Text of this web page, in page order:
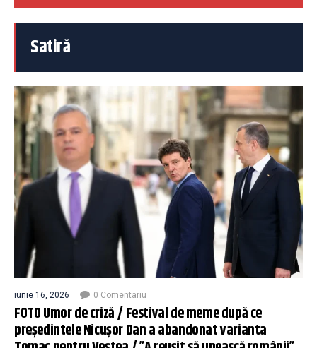
Satiră
iunie 16, 2026 0 Comentariu
FOTO Umor de criză / Festival de meme după ce
președintele Nicușor Dan a abandonat varianta